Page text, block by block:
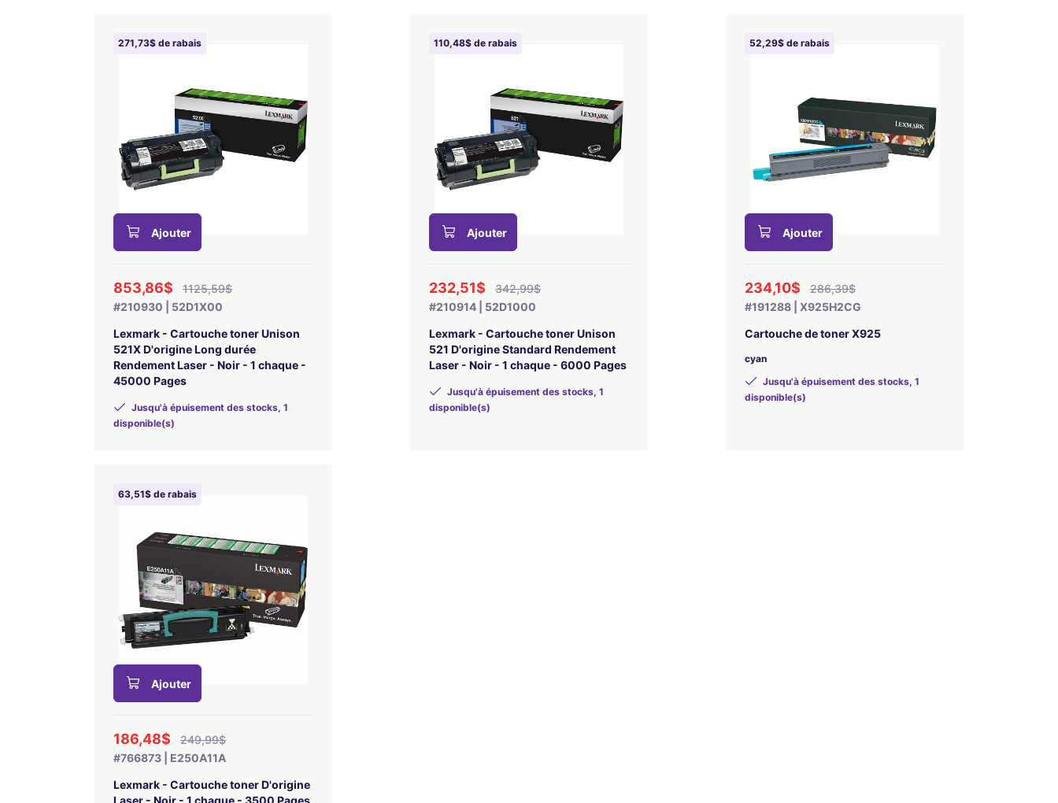
271,73$ de rabais
Ajouter
853,86$
1125,59$
#210930 | 52D1X00
Lexmark - Cartouche toner Unison
521X D'origine Long durée
Rendement Laser - Noir - 1 chaque -
45000 Pages
Jusqu'à épuisement des stocks, 1
disponible(s)
110,48$ de rabais
Ajouter
232,51$
342,99$
#210914 | 52D1000
Lexmark - Cartouche toner Unison
521 D'origine Standard Rendement
Laser - Noir - 1 chaque - 6000 Pages
Jusqu'à épuisement des stocks, 1
disponible(s)
52,29$ de rabais
Ajouter
234,10$
286,39$
#191288 | X925H2CG
Cartouche de toner X925
cyan
Jusqu'à épuisement des stocks, 1
disponible(s)
63,51$ de rabais
Ajouter
186,48$
249,99$
#766873 | E250A11A
Lexmark - Cartouche toner D'origine
Laser - Noir - 1 chaque - 3500 Pages